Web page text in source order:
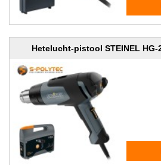
Hetelucht-pistool STEINEL